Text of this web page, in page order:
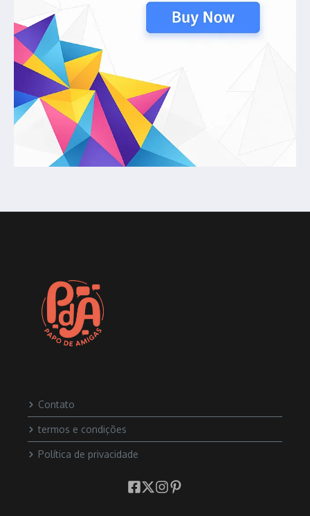
Contato
termos e condições
Política de privacidade